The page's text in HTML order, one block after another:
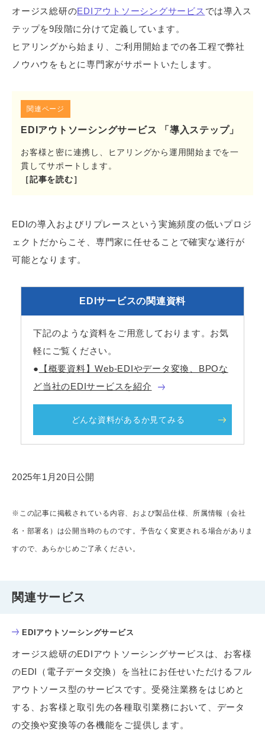
オージス総研のEDIアウトソーシングサービス では導入ス
テップを9段階に分けて定義しています。
ヒアリングから始まり、ご利用開始までの各工程で弊社
ノウハウをもとに専門家がサポートいたします。
関連ページ
EDIアウトソーシングサービス 「導入ステップ」
お客様と密に連携し、ヒアリングから運用開始までを一
貫してサポートします。
［記事を読む］
EDIの導入およびリプレースという実施頻度の低いプロジ
ェクトだからこそ、専門家に任せることで確実な遂行が
可能となります。
EDIサービスの関連資料
下記のような資料をご用意しております。お気
軽にご覧ください。
●
【概要資料】Web-EDIやデータ変換、BPOな
ど当社のEDIサービスを紹介
どんな資料があるか見てみる
2025年1月20日公開
※この記事に掲載されている内容、および製品仕様、所属情報（会社
名・部署名）は公開当時のものです。予告なく変更される場合がありま
すので、あらかじめご了承ください。
関連サービス
EDIアウトソーシングサービス
オージス総研のEDIアウトソーシングサービスは、お客様
のEDI（電子データ交換）を当社にお任せいただけるフル
アウトソース型のサービスです。受発注業務をはじめと
する、お客様と取引先の各種取引業務において、データ
の交換や変換等の各機能をご提供します。